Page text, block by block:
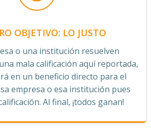
OBJETIVO: LO JUSTO
o una institución resuelven
mala calificación aquí reportada,
en un beneficio directo para el
empresa o esa institución pues
Al final, ¡todos ganan!